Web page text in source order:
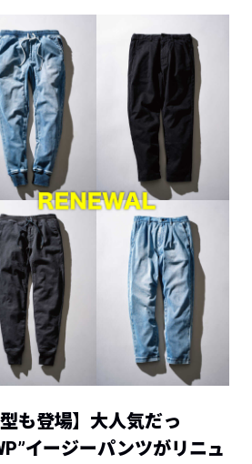
型も登場】大人気だっ
イージーパンツがリニュ